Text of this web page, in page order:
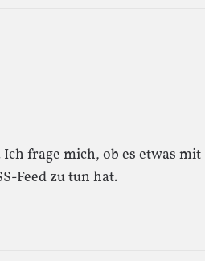
frage mich, ob es etwas mit
Feed zu tun hat.